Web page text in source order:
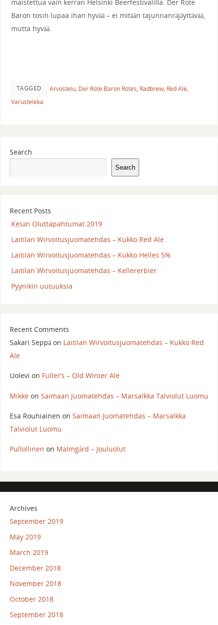
maistettua vain kerran Helsinki Beerfestivalilla. Der Rote
Baron tosin lupaa ihan hyvää – ei mitään tajunnanräjäyttävää,
mutta hyvää.
TAGGED Arvostelu, Der Rote Baron Rotes, Radbrew, Red Ale,
Varusteleka
Search
Search
Recent Posts
Kesän Oluttapahtumat 2019
Laitilan Wirvoitusjuomatehdas – Kukko Red Ale
Laitilan Wirvoitusjuomatehdas – Kukko Helles 5%
Laitilan Wirvoitusjuomatehdas – Kellererbier
Pyynikin uutuuksia
Recent Comments
Sakari Seppäon Laitilan Wirvoitusjuomatehdas – Kukko Red
Ale
Uolevi on Fuller’s – Old Winter Ale
Mikkeon Saimaan Juomatehdas – Marsalkka Talviolut Luomu
Esa Rouhiainen on Saimaan Juomatehdas – Marsalkka
Talviolut Luomu
Pullollinen on Malmgård – Jouluolut
Archives
September 2019
May 2019
March 2019
December 2018
November 2018
October 2018
September 2018